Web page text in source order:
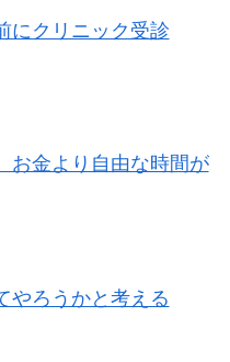
にクリニック受診
お金より自由な時間が
やろうかと考える